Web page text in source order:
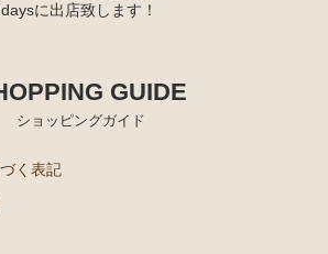
に出店致します！
GUIDE
ショッピングガイド
く表記